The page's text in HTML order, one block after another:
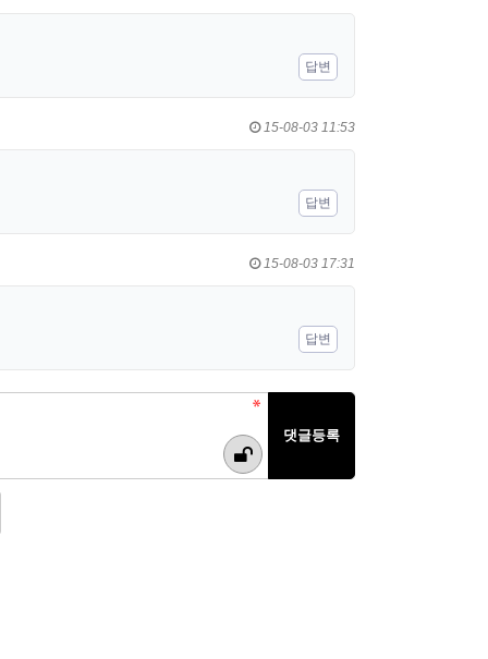
답변
15-08-03 11:53
답변
15-08-03 17:31
답변